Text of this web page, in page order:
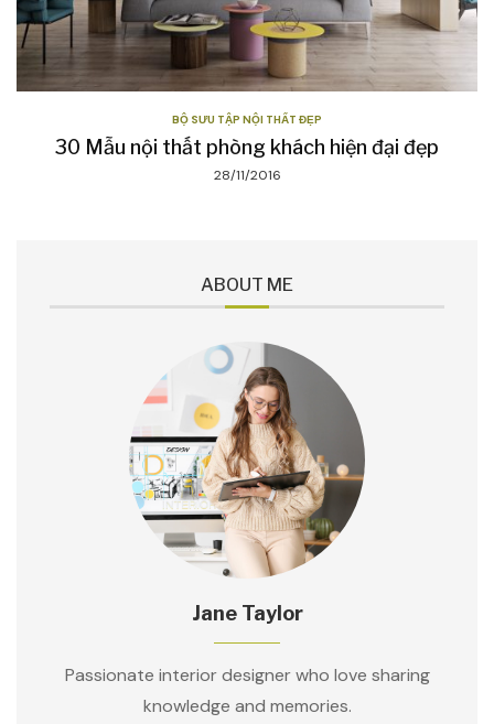
BỘ SƯU TẬP NỘI THẤT ĐẸP
30 Mẫu nội thất phòng khách hiện đại đẹp
28/11/2016
ABOUT ME
Jane Taylor
Passionate interior designer who love sharing
knowledge and memories.